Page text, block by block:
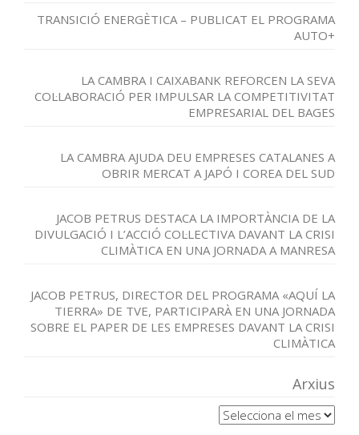
TRANSICIÓ ENERGÈTICA – PUBLICAT EL PROGRAMA
AUTO+
LA CAMBRA I CAIXABANK REFORCEN LA SEVA
COL·LABORACIÓ PER IMPULSAR LA COMPETITIVITAT
EMPRESARIAL DEL BAGES
LA CAMBRA AJUDA DEU EMPRESES CATALANES A
OBRIR MERCAT A JAPÓ I COREA DEL SUD
JACOB PETRUS DESTACA LA IMPORTÀNCIA DE LA
DIVULGACIÓ I L’ACCIÓ COL·LECTIVA DAVANT LA CRISI
CLIMÀTICA EN UNA JORNADA A MANRESA
JACOB PETRUS, DIRECTOR DEL PROGRAMA «AQUÍ LA
TIERRA» DE TVE, PARTICIPARÀ EN UNA JORNADA
SOBRE EL PAPER DE LES EMPRESES DAVANT LA CRISI
CLIMÀTICA
Arxius
Arxius